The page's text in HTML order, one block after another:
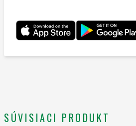
SÚVISIACI PRODUKT